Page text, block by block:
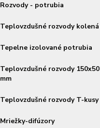
Rozvody - potrubia
Teplovzdušné rozvody kolená
Tepelne izolované potrubia
Teplovzdušné rozvody 150x50
mm
Teplovzdušné rozvody T-kusy
Mriežky-difúzory